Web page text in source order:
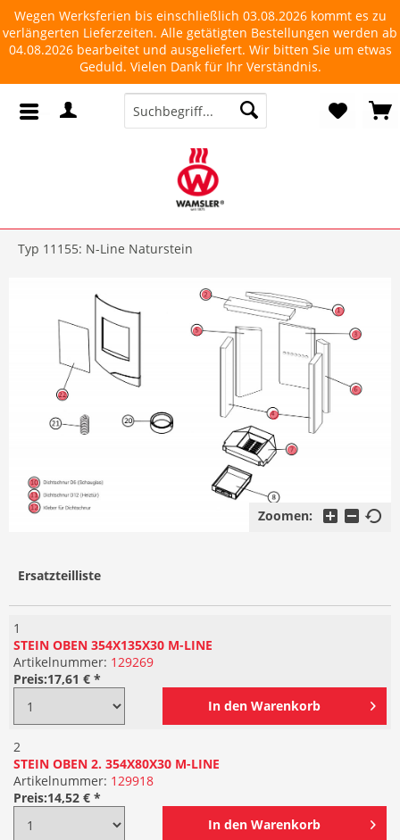
Wegen Werksferien bis einschließlich 03.08.2026 kommt es zu
verlängerten Lieferzeiten. Alle getätigten Bestellungen werden ab
04.08.2026 bearbeitet und ausgeliefert. Wir bitten Sie um etwas
Geduld. Vielen Dank für Ihr Verständnis.
Typ 11155: N-Line Naturstein
Zoomen:
Ersatzteilliste
1
STEIN OBEN 354X135X30 M-LINE
Artikelnummer: 129269
Preis:17,61 € *
In den Warenkorb
2
STEIN OBEN 2. 354X80X30 M-LINE
Artikelnummer: 129918
Preis:14,52 € *
In den Warenkorb